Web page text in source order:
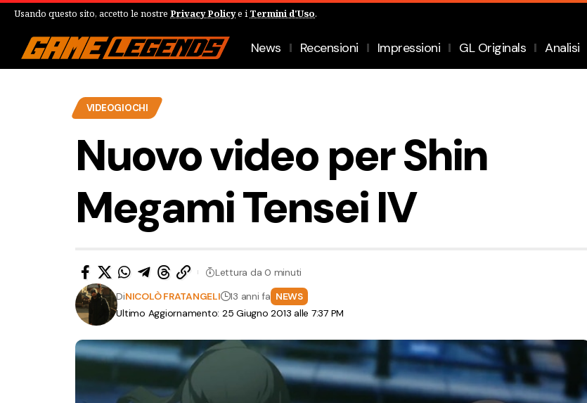
Usando questo sito, accetto le nostre Privacy Policye i Termini d'Uso.
News Recensioni Impressioni GL Originals Analisi
VIDEOGIOCHI
Nuovo video per Shin
Megami Tensei IV
Ultimo Aggiornamento: 25 Giugno 2013 alle 7:37 PM
DiNICOLÒ FRATANGELI 13 anni fa NEWS
Lettura da 0 minuti